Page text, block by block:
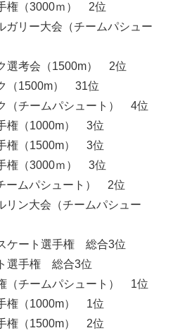
権（3000ｍ） 2位
リー大会（チームパシュー
選考会（1500m） 2位
（1500m） 31位
（チームパシュート） 4位
権（1000m） 3位
権（1500m） 3位
権（3000ｍ） 3位
ームパシュート） 2位
ン大会（チームパシュー
ケート選手権 総合3位
選手権 総合3位
（チームパシュート） 1位
権（1000m） 1位
権（1500m） 2位